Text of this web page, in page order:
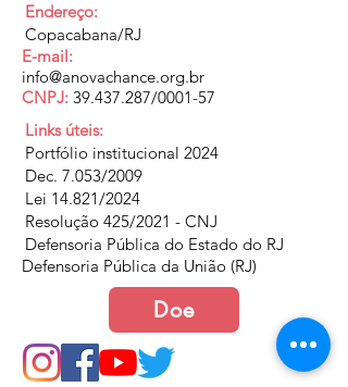
Endereço:
Copacabana/RJ
E-mail:
info@anovachance.org.br
CNPJ: 39.437.287/0001-57
Links úteis:
Portfólio institucional 2024
Dec. 7.053/2009
Lei 14.821/2024
Resolução 425/2021 - CNJ
Defensoria Pública do Estado do RJ
Defensoria Pública da União (RJ)
Doe